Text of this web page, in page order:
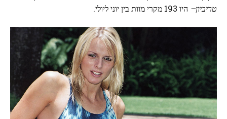
טריביון– היו 193 מקרי מוות בין יוני ליולי.